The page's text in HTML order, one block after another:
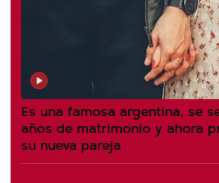
Es una famosa argentina, se
años de matrimonio y ahora
su nueva pareja